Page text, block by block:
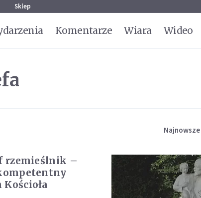
Sklep
Komentarze Wiara Wideo
Najnowsze